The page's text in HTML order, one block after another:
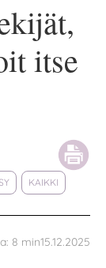
itse
KAIKKI
15.12.2025
8 min